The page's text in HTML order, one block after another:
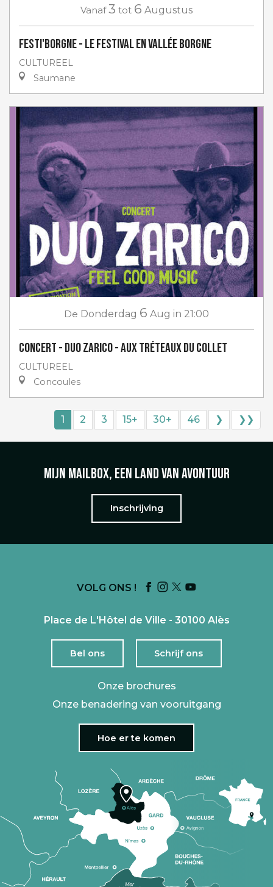
Vanaf 3 tot 6 Augustus
Festi'Borgne - Le Festival en Vallée Borgne
CULTUREEL
Saumane
De Donderdag 6 Aug in 21:00
Concert - Duo Zarico - aux Tréteaux du Collet
CULTUREEL
Concoules
1 2 3 15+ 30+ 46 ❯ ❯❯
Mijn mailbox, een land van avontuur
Inschrijving
VOLG ONS !
Place de L'Hôtel de Ville - 30100 Alès
Bel ons Schrijf ons
Onze brochures
Onze benadering van vooruitgang
Hoe er te komen